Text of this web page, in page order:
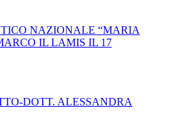
NAZIONALE “MARIA
IL LAMIS IL 17
DOTT. ALESSANDRA